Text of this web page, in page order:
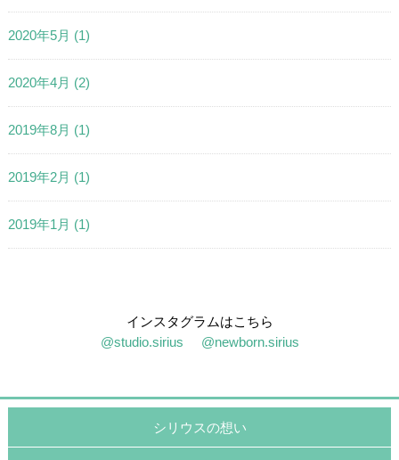
2020年5月 (1)
2020年4月 (2)
2019年8月 (1)
2019年2月 (1)
2019年1月 (1)
インスタグラムはこちら
@studio.sirius
@newborn.sirius
シリウスの想い